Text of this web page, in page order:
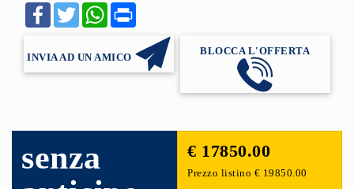
F
b
o
T
w
t
e
W
h
s
A
t
INVIA AD UN AMICO
BLOCCA L'OFFERTA
senza
€ 17850.00
Prezzo listino € 19850.00